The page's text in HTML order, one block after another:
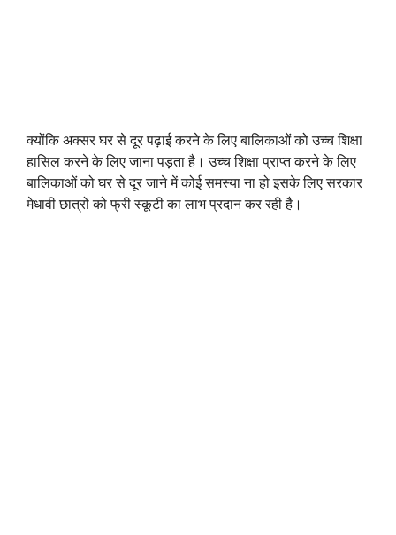
क्योंकि अक्सर घर से दूर पढ़ाई करने के लिए बालिकाओं को उच्च शिक्षा
हासिल करने के लिए जाना पड़ता है। उच्च शिक्षा प्राप्त करने के लिए
बालिकाओं को घर से दूर जाने में कोई समस्या ना हो इसके लिए सरकार
मेधावी छात्रों को फ्री स्कूटी का लाभ प्रदान कर रही है।